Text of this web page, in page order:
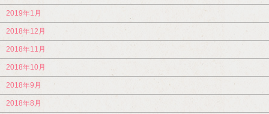
2019年1月
2018年12月
2018年11月
2018年10月
2018年9月
2018年8月